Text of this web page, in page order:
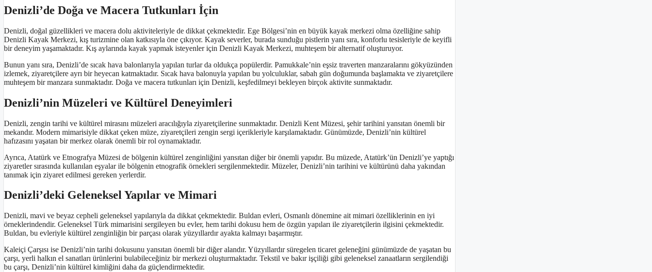
Denizli’de Doğa ve Macera Tutkunları İçin
Denizli, doğal güzellikleri ve macera dolu aktiviteleriyle de dikkat çekmektedir. Ege Bölgesi’nin en büyük kayak merkezi olma özelliğine sahip
Denizli Kayak Merkezi, kış turizmine olan katkısıyla öne çıkıyor. Kayak severler, burada sunduğu pistlerin yanı sıra, konforlu tesisleriyle de keyifli
bir deneyim yaşamaktadır. Kış aylarında kayak yapmak isteyenler için Denizli Kayak Merkezi, muhteşem bir alternatif oluşturuyor.
Bunun yanı sıra, Denizli’de sıcak hava balonlarıyla yapılan turlar da oldukça popülerdir. Pamukkale’nin eşsiz traverten manzaralarını gökyüzünden
izlemek, ziyaretçilere ayrı bir heyecan katmaktadır. Sıcak hava balonuyla yapılan bu yolculuklar, sabah gün doğumunda başlamakta ve ziyaretçilere
muhteşem bir manzara sunmaktadır. Doğa ve macera tutkunları için Denizli, keşfedilmeyi bekleyen birçok aktivite sunmaktadır.
Denizli’nin Müzeleri ve Kültürel Deneyimleri
Denizli, zengin tarihi ve kültürel mirasını müzeleri aracılığıyla ziyaretçilerine sunmaktadır. Denizli Kent Müzesi, şehir tarihini yansıtan önemli bir
mekandır. Modern mimarisiyle dikkat çeken müze, ziyaretçileri zengin sergi içerikleriyle karşılamaktadır. Günümüzde, Denizli’nin kültürel
hafızasını yaşatan bir merkez olarak önemli bir rol oynamaktadır.
Ayrıca, Atatürk ve Etnografya Müzesi de bölgenin kültürel zenginliğini yansıtan diğer bir önemli yapıdır. Bu müzede, Atatürk’ün Denizli’ye yaptığı
ziyaretler sırasında kullanılan eşyalar ile bölgenin etnografik örnekleri sergilenmektedir. Müzeler, Denizli’nin tarihini ve kültürünü daha yakından
tanımak için ziyaret edilmesi gereken yerlerdir.
Denizli’deki Geleneksel Yapılar ve Mimari
Denizli, mavi ve beyaz cepheli geleneksel yapılarıyla da dikkat çekmektedir. Buldan evleri, Osmanlı dönemine ait mimari özelliklerinin en iyi
örneklerindendir. Geleneksel Türk mimarisini sergileyen bu evler, hem tarihi dokusu hem de özgün yapıları ile ziyaretçilerin ilgisini çekmektedir.
Buldan, bu evleriyle kültürel zenginliğin bir parçası olarak yüzyıllardır ayakta kalmayı başarmıştır.
Kaleiçi Çarşısı ise Denizli’nin tarihi dokusunu yansıtan önemli bir diğer alandır. Yüzyıllardır süregelen ticaret geleneğini günümüzde de yaşatan bu
çarşı, yerli halkın el sanatları ürünlerini bulabileceğiniz bir merkezi oluşturmaktadır. Tekstil ve bakır işçiliği gibi geleneksel zanaatların sergilendiği
bu çarşı, Denizli’nin kültürel kimliğini daha da güçlendirmektedir.